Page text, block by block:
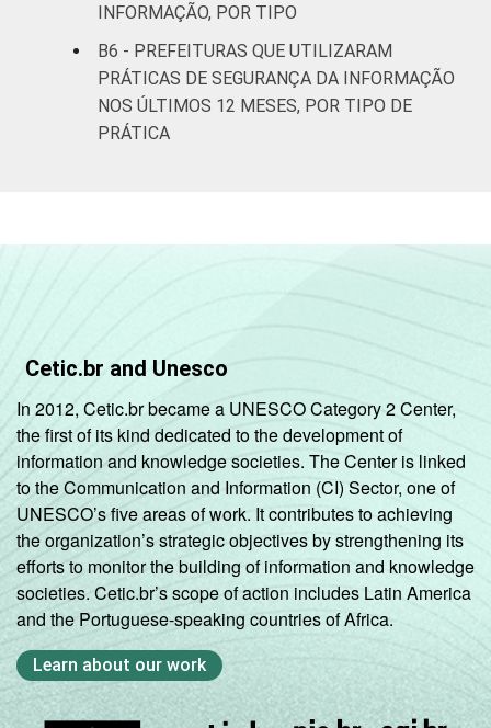
INFORMAÇÃO, POR TIPO
B6 - PREFEITURAS QUE UTILIZARAM
PRÁTICAS DE SEGURANÇA DA INFORMAÇÃO
NOS ÚLTIMOS 12 MESES, POR TIPO DE
PRÁTICA
Cetic.br and Unesco
In 2012, Cetic.br became a UNESCO Category 2 Center,
the first of its kind dedicated to the development of
information and knowledge societies. The Center is linked
to the Communication and Information (CI) Sector, one of
UNESCO’s five areas of work. It contributes to achieving
the organization’s strategic objectives by strengthening its
efforts to monitor the building of information and knowledge
societies. Cetic.br’s scope of action includes Latin America
and the Portuguese-speaking countries of Africa.
Learn about our work